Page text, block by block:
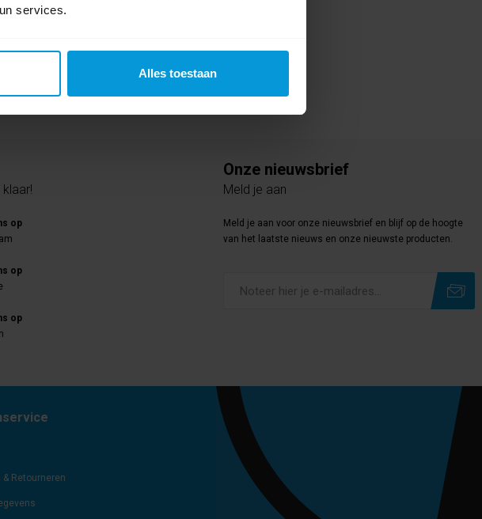
services.
Alles toestaan
op
op
op
Onze nieuwsbrief
Meld je aan
Meld je aan voor onze nieuwsbrief en blijf op de hoogte
van het laatste nieuws en onze nieuwste producten.
Retourneren